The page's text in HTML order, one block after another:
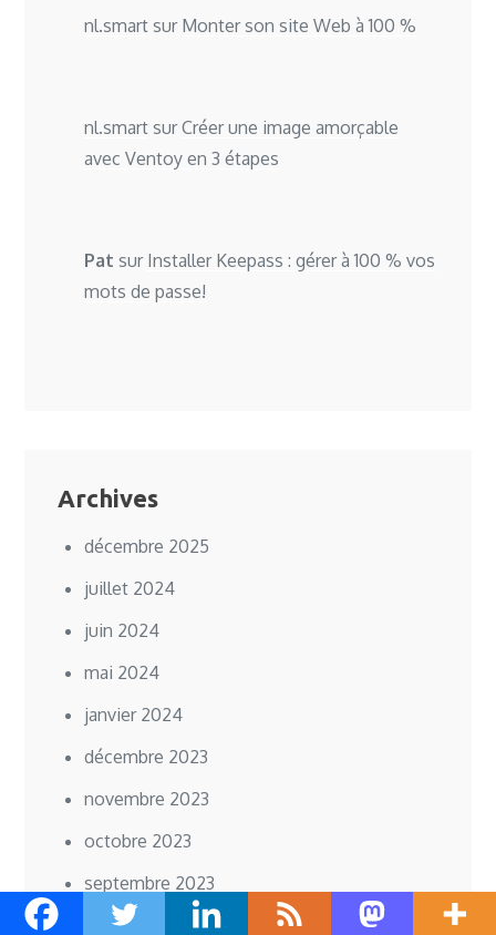
nl.smart sur Monter son site Web à 100 %
nl.smart surCréer une image amorçable
avec Ventoy en 3 étapes
Pat sur Installer Keepass : gérer à 100 % vos
mots de passe!
Archives
décembre 2025
juillet 2024
juin 2024
mai 2024
janvier 2024
décembre 2023
novembre 2023
octobre 2023
septembre 2023
août 2023